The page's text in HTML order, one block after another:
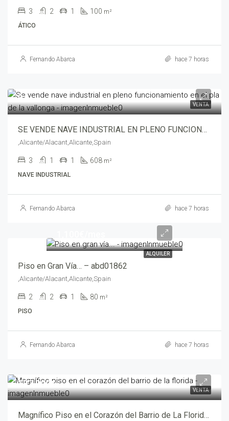
3 2 1 100 m²
ÁTICO
Fernando Abarca hace 7 horas
VENTA
0
SE VENDE NAVE INDUSTRIAL EN PLENO FUNCIONAMIENTO EN EL PLA DE LA VALLONGA – yenav0003
,Alicante/Alacant,Alicante,Spain
3 1 1 608 m²
NAVE INDUSTRIAL
Fernando Abarca hace 7 horas
ALQUILER
Piso en Gran Vía… – abd01862
,Alicante/Alacant,Alicante,Spain
2 2 1 80 m²
PISO
Fernando Abarca hace 7 horas
VENTA
287,000€
Magnífico Piso en el Corazón del Barrio de La Florida – abf05262